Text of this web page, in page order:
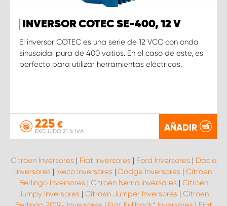
INVERSOR COTEC SE-400, 12 V
El inversor COTEC es una serie de 12 VCC con onda
sinusoidal pura de 400 vatios. En el caso de este, es
perfecto para utilizar herramientas eléctricas.
225 €
EXCLUIDO 21 % IVA AÑADIR
Citroen Inversores | Fiat Inversores | Ford Inversores | Dacia
Inversores | Iveco Inversores | Dodge Inversores | Citroen
Berlingo Inversores | Citroen Nemo Inversores | Citroen
Jumpy Inversores | Citroen Jumper Inversores | Citroen